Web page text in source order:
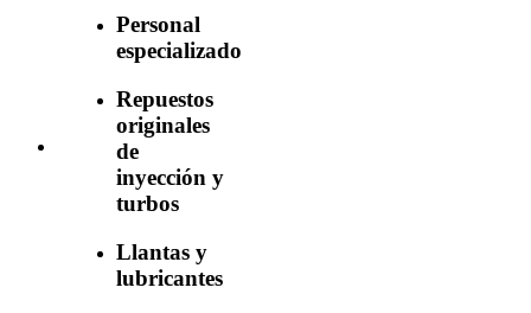
Personal
especializado
Repuestos
originales
de
inyección y
turbos
Llantas y
lubricantes